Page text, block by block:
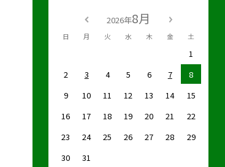
2026年8月
日 月 火 水 木 金 土
1
2
3 4 5 6 7
8
9
10 11 12 13 14
15
16
17 18 19 20 21
22
23
24 25 26 27 28
29
30
31